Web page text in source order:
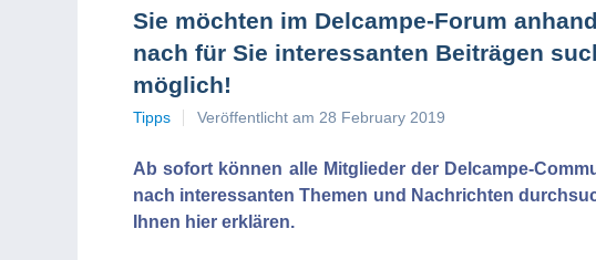
Sie möchten im Delcampe-Forum
nach für Sie interessanten Beiträgen
möglich!
Tipps Veröffentlicht am 28 February 2019
Ab sofort können alle Mitglieder der Delcampe-
nach interessanten Themen und Nachrichten
Ihnen hier erklären.